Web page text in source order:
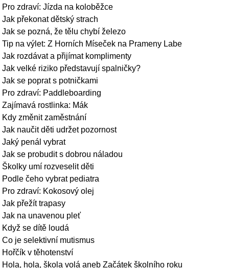
Pro zdraví: Jízda na koloběžce
Jak překonat dětský strach
Jak se pozná, že tělu chybí železo
Tip na výlet: Z Horních Míseček na Prameny Labe
Jak rozdávat a přijímat komplimenty
Jak velké riziko představují spalničky?
Jak se poprat s potničkami
Pro zdraví: Paddleboarding
Zajímavá rostlinka: Mák
Kdy změnit zaměstnání
Jak naučit děti udržet pozornost
Jaký penál vybrat
Jak se probudit s dobrou náladou
Školky umí rozveselit děti
Podle čeho vybrat pediatra
Pro zdraví: Kokosový olej
Jak přežít trapasy
Jak na unavenou pleť
Když se dítě loudá
Co je selektivní mutismus
Hořčík v těhotenství
Hola, hola, škola volá aneb Začátek školního roku